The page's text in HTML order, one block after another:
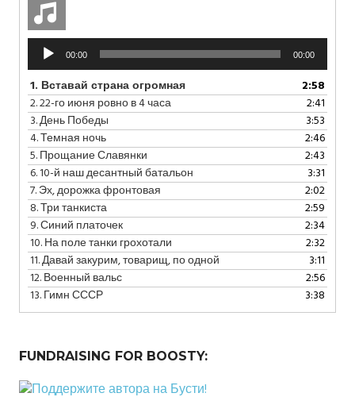
Аудиоплеер
00:00 00:00
1. Вставай страна огромная
2:58
2.22-го июня ровно в 4 часа
2:41
3.День Победы
3:53
4.Темная ночь
2:46
5.Прощание Славянки
2:43
6.10-й наш десантный батальон
3:31
7.Эх, дорожка фронтовая
2:02
8.Три танкиста
2:59
9.Синий платочек
2:34
10.На поле танки грохотали
2:32
11.Давай закурим, товарищ, по одной
3:11
12.Военный вальс
2:56
13.Гимн СССР 3:38
FUNDRAISING FOR BOOSTY: